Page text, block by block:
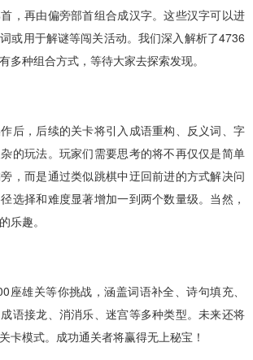
，再由偏旁部首组合成汉字。这些汉字可以进
或用于解谜等闯关活动。我们深入解析了4736
多种组合方式，等待大家去探索发现。
后，后续的关卡将引入成语重构、反义词、字
的玩法。玩家们需要思考的将不再仅仅是简单
，而是通过类似跳棋中迂回前进的方式解决问
选择和难度显著增加一到两个数量级。当然，
乐趣。
座雄关等你挑战，涵盖词语补全、诗句填充、
语接龙、消消乐、迷宫等多种类型。未来还将
卡模式。成功通关者将赢得无上秘宝！